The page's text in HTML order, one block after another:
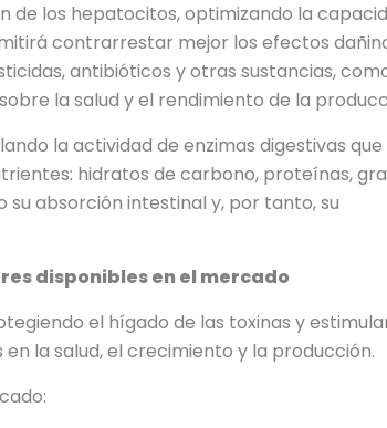
de los hepatocitos, optimizando la
contrarrestar mejor los efectos
antibióticos y otras sustancias,
la salud y el rendimiento de la
la actividad de enzimas digestivas que
hidratos de carbono, proteínas,
absorción intestinal y, por tanto, su
disponibles en el mercado
el hígado de las toxinas y
la salud, el crecimiento y la producción.